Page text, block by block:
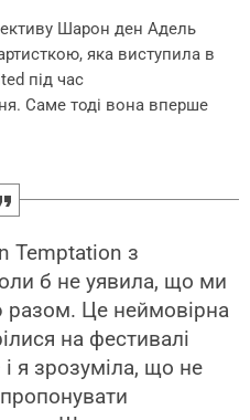
Шарон ден Адель
яка виступила в
під час
Саме тоді вона вперше
Temptation з
б не уявила, що ми
разом. Це неймовірна
на фестивалі
я зрозуміла, що не